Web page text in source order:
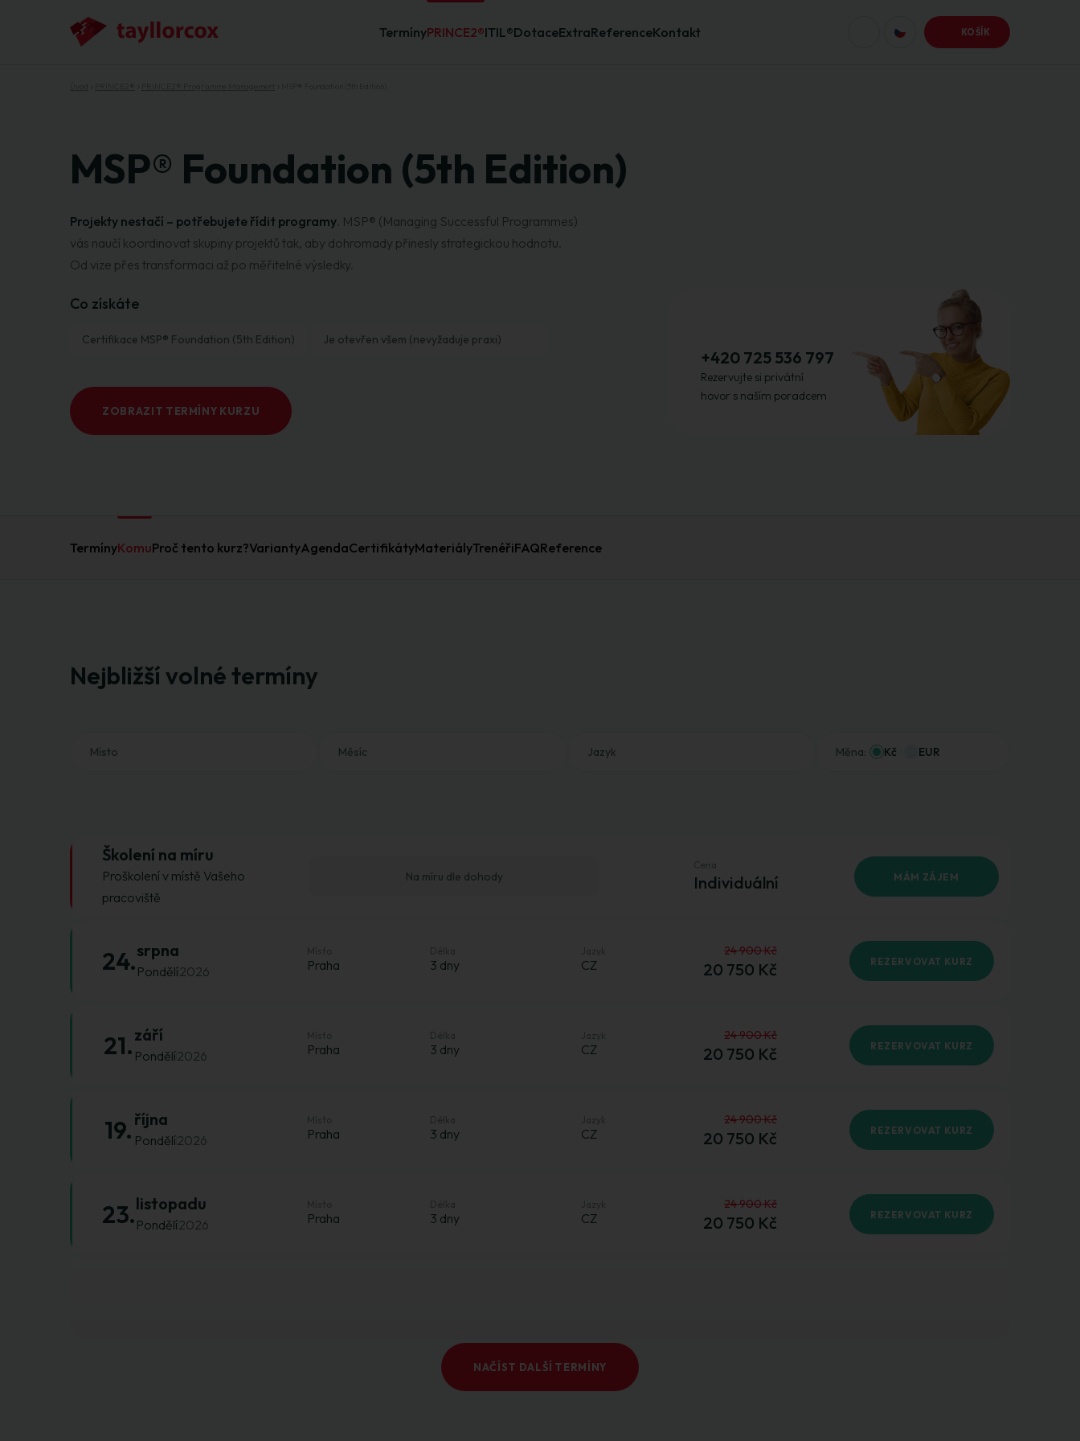
TermínyPRINCE2®ITIL®DotaceExtraReferenceKontakt KOŠÍK
MSP® Foundation (5th Edition)
Projekty nestačí – potřebujete řídit programy . MSP® (Managing Successful Programmes)
vás naučí koordinovat skupiny projektů tak, aby dohromady přinesly strategickou hodnotu.
Od vize přes transformaci až po měřitelné výsledky.
Co získáte
Certifikace MSP® Foundation (5th Edition) Je otevřen všem (nevyžaduje praxi)
ZOBRAZIT TERMÍNY KURZU
+420 725 536 797
Rezervujte si privátní
hovor s naším poradcem
TermínyKomuProč tento kurz?VariantyAgendaCertifikátyMateriályTrenéřiFAQReference
Nejbližší volné termíny
Místo Měsíc Jazyk Měna: Kč EUR
Školení na míru
Proškolení v místě Vašeho
pracoviště
Na míru dle dohody Individuální MÁM ZÁJEM
24.srpna
Pondělí2026 Praha 3 dny CZ
24 900 Kč
20 750 Kč REZERVOVAT KURZ
21.září
Pondělí2026 Praha 3 dny CZ
24 900 Kč
20 750 Kč REZERVOVAT KURZ
19. října
Pondělí2026 Praha 3 dny CZ
24 900 Kč
20 750 Kč REZERVOVAT KURZ
23.listopadu
Pondělí2026 Praha 3 dny CZ
24 900 Kč
20 750 Kč REZERVOVAT KURZ
NAČÍST DALŠÍ TERMÍNY